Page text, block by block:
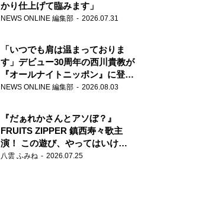
かり仕上げて臨みます」
NEWS ONLINE 編集部 2026.07.31
「いつでも肩は温まっておりま
す」デビュー30周年の西川貴教が
『オールナイトニッポン』に登
場！
NEWS ONLINE 編集部 2026.08.03
『だぁれかさんとアソぼ？』
FRUITS ZIPPER 鎮西寿々歌主
演！ この遊び、やってはいけま
せん。
八雲 ふみね 2026.07.25